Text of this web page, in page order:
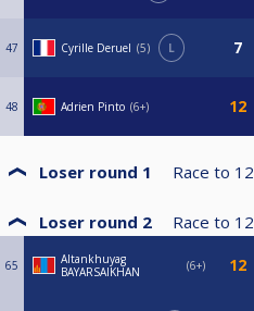
47 Cyrille Deruel 5 L
48 Adrien Pinto 6+
Loser round 1 Race to 12
Loser round 2 Race to 12
65
Altankhuyag
BAYARSAIKHAN
6+